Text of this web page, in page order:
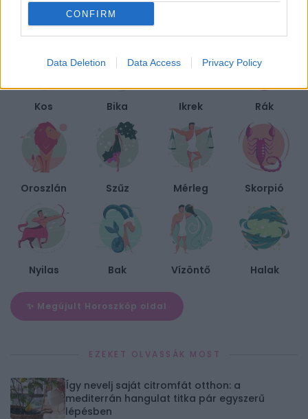
CONFIRM
Data Deletion Data Access Privacy Policy
BIEN.HU HOROSZKÓP
Kos Bika Ikrek Rák
Oroszlán Szűz Mérleg Skorpió
Nyilas Bak Vízöntő Halak
✨ Megújult Horoszkóp oldal
EZEKET OLVASSÁK MOST
Így nevelj saját citromfát otthon: a
mediterrán hangulat titka pár egyszerű
lépésben